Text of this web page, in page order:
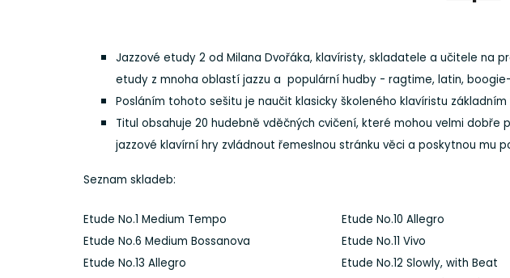
Jazzové etudy 2 od Milana Dvořáka, klavíristy, skladatele a učitele na
etudy z mnoha oblastí jazzu a populární hudby - ragtime, latin,
Posláním tohoto sešitu je naučit klasicky školeného klavíristu
Titul obsahuje 20 hudebně vděčných cvičení, které mohou velmi
jazzové klavírní hry zvládnout řemeslnou stránku věci a poskytnou mu
Seznam skladeb:
Etude No.1 Medium Tempo
Etude No.10 Allegro
Etude No.6 Medium Bossanova
Etude No.11 Vivo
Etude No.13 Allegro
Etude No.12 Slowly, with Beat